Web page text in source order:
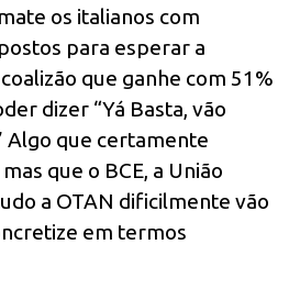
os italianos com
para esperar a
que ganhe com 51%
dizer “Yá Basta, vão
Algo que certamente
que o BCE, a União
a OTAN dificilmente vão
em termos